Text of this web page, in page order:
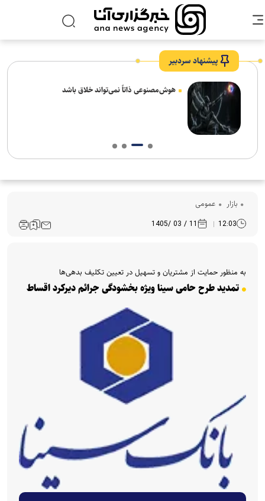
پیشنهاد سردبیر
هوش‌مصنوعی ذاتاً نمی‌تواند خلاق باشد
بازار عمومی
12:03
11 / 03 /1405
به منظور حمایت از مشتریان و تسهیل در تعیین تکلیف بدهی‌ها
تمدید طرح حامی سینا ویژه بخشودگی جرائم دیرکرد اقساط